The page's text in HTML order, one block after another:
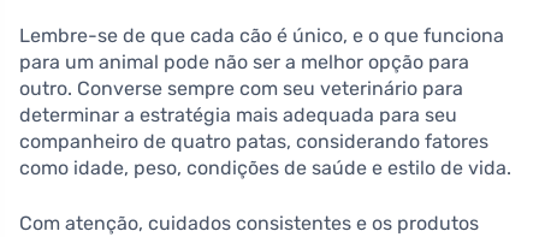
Lembre-se de que cada cão é único, e o que funciona
para um animal pode não ser a melhor opção para
outro. Converse sempre com seu veterinário para
determinar a estratégia mais adequada para seu
companheiro de quatro patas, considerando fatores
como idade, peso, condições de saúde e estilo de vida.
Com atenção, cuidados consistentes e os produtos